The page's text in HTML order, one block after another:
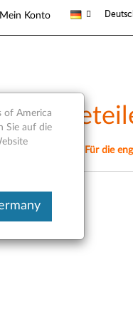
Mein Konto
übersetzt. Für die
of America
Sie auf die